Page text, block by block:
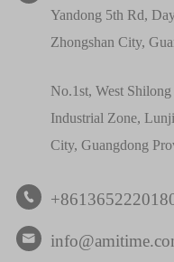
Yandong 5th Rd,
Zhongshan City,
No.1st, West
Industrial Zone,
City, Guangdong

